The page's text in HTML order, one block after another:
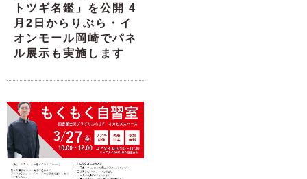
トツギ名鑑」を公開 4
月2日からりぶら・イ
オンモール岡崎でパネ
ル展示も実施します